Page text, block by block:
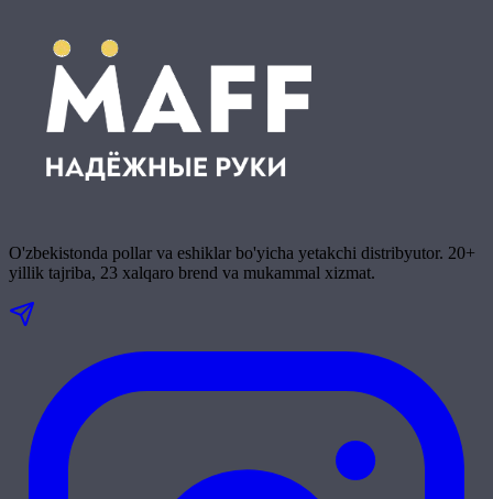
O'zbekistonda pollar va eshiklar bo'yicha yetakchi distribyutor. 20+
yillik tajriba, 23 xalqaro brend va mukammal xizmat.